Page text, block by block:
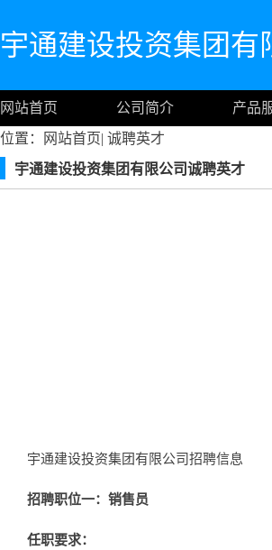
宇通建设投资集团有
网站首页 公司简介 产品
位置：
网站首页| 诚聘英才
宇通建设投资集团有限公司诚聘英才
宇通建设投资集团有限公司招聘信息
招聘职位一：销售员
任职要求：